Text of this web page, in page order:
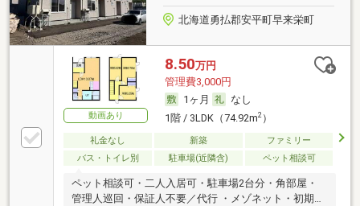
北海道勇払郡安平町早来栄町
動画あり
8.50万円
管理費3,000円
1ヶ月
なし
1階 / 3LDK（74.92m2）
礼金なし 新築
ファミリー
バス・トイレ別
駐車場(近隣含) ペット相談可
ペット相談可・二人入居可・駐車場2台分・角部屋・
管理人巡回・保証人不要／代行 ・メゾネット・初期費